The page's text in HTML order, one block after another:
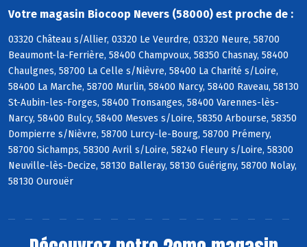
Votre magasin Biocoop Nevers (58000) est proche de :
03320 Château s/Allier, 03320 Le Veurdre, 03320 Neure, 58700
Beaumont-la-Ferrière, 58400 Champvoux, 58350 Chasnay, 58400
Chaulgnes, 58700 La Celle s/Nièvre, 58400 La Charité s/Loire,
58400 La Marche, 58700 Murlin, 58400 Narcy, 58400 Raveau, 58130
St-Aubin-les-Forges, 58400 Tronsanges, 58400 Varennes-lès-
Narcy, 58400 Bulcy, 58400 Mesves s/Loire, 58350 Arbourse, 58350
Dompierre s/Nièvre, 58700 Lurcy-le-Bourg, 58700 Prémery,
58700 Sichamps, 58300 Avril s/Loire, 58240 Fleury s/Loire, 58300
Neuville-lès-Decize, 58130 Balleray, 58130 Guérigny, 58700 Nolay,
58130 Ourouër